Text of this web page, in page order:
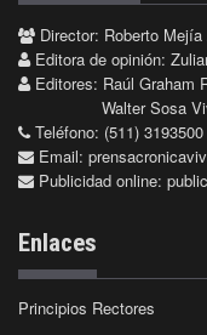
Director: Roberto
Editora de opinión:
Editores: Raúl Graham
Walter Sosa
Teléfono: (511) 3193500
Email:
Publicidad online:
Enlaces
Principios Rectores